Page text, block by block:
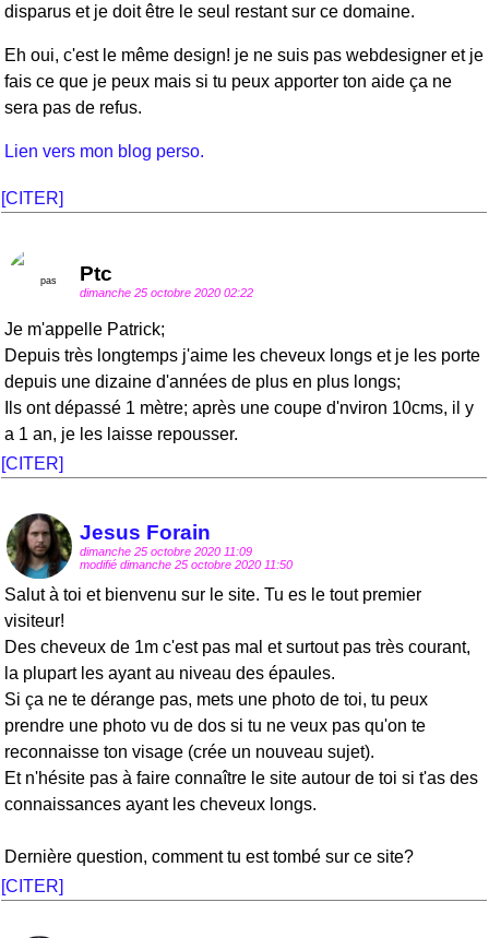
disparus et je doit être le seul restant sur ce domaine.
Eh oui, c'est le même design! je ne suis pas webdesigner et je
fais ce que je peux mais si tu peux apporter ton aide ça ne
sera pas de refus.
Lien vers mon blog perso.
[CITER]
Ptc
dimanche 25 octobre 2020 02:22
Je m'appelle Patrick;
Depuis très longtemps j'aime les cheveux longs et je les porte
depuis une dizaine d'années de plus en plus longs;
Ils ont dépassé 1 mètre; après une coupe d'nviron 10cms, il y
a 1 an, je les laisse repousser.
[CITER]
Jesus Forain
dimanche 25 octobre 2020 11:09
modifié dimanche 25 octobre 2020 11:50
Salut à toi et bienvenu sur le site. Tu es le tout premier
visiteur!
Des cheveux de 1m c'est pas mal et surtout pas très courant,
la plupart les ayant au niveau des épaules.
Si ça ne te dérange pas, mets une photo de toi, tu peux
prendre une photo vu de dos si tu ne veux pas qu'on te
reconnaisse ton visage (crée un nouveau sujet).
Et n'hésite pas à faire connaître le site autour de toi si t'as des
connaissances ayant les cheveux longs.
Dernière question, comment tu est tombé sur ce site?
[CITER]